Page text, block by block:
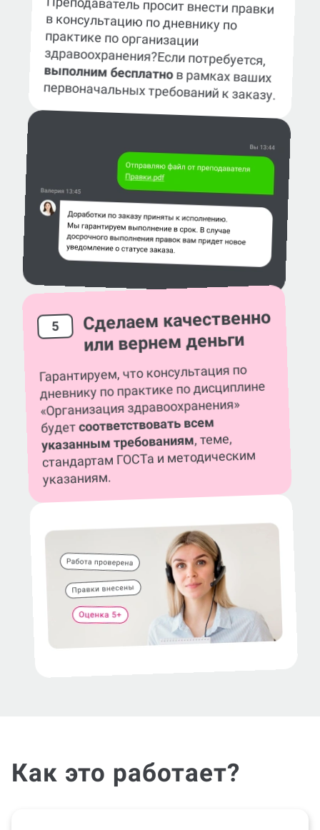
Преподаватель просит внести правки
в консультацию по дневнику по
практике по организации
здравоохранения?Если потребуется,
выполним бесплатнов рамках ваших
первоначальных требований к заказу.
5 Сделаем качественно
или вернем деньги
Гарантируем, что консультация по
дневнику по практике по дисциплине
«Организация здравоохранения»
будетсоответствовать всем
указанным требованиям, теме,
стандартам ГОСТа и методическим
указаниям.
Как это работает?